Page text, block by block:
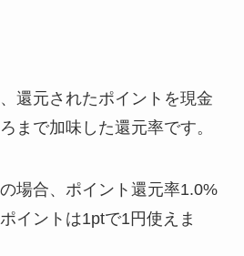
還元されたポイントを現金
まで加味した還元率です。
場合、ポイント還元率1.0%
イントは1ptで1円使えま